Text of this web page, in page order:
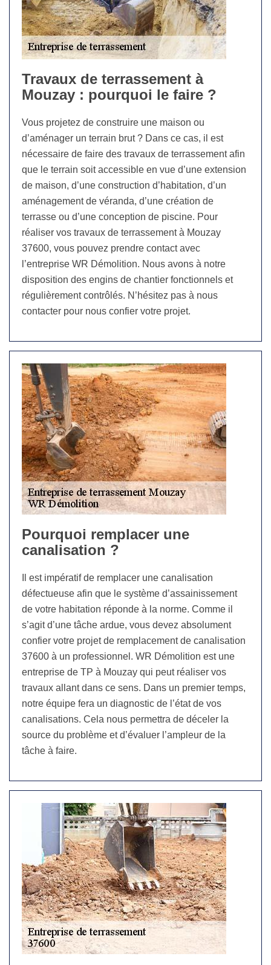
Travaux de terrassement à
Mouzay : pourquoi le faire ?
Vous projetez de construire une maison ou
d’aménager un terrain brut ? Dans ce cas, il est
nécessaire de faire des travaux de terrassement afin
que le terrain soit accessible en vue d’une extension
de maison, d’une construction d’habitation, d’un
aménagement de véranda, d’une création de
terrasse ou d’une conception de piscine. Pour
réaliser vos travaux de terrassement à Mouzay
37600, vous pouvez prendre contact avec
l’entreprise WR Démolition. Nous avons à notre
disposition des engins de chantier fonctionnels et
régulièrement contrôlés. N’hésitez pas à nous
contacter pour nous confier votre projet.
Pourquoi remplacer une
canalisation ?
Il est impératif de remplacer une canalisation
défectueuse afin que le système d’assainissement
de votre habitation réponde à la norme. Comme il
s’agit d’une tâche ardue, vous devez absolument
confier votre projet de remplacement de canalisation
37600 à un professionnel. WR Démolition est une
entreprise de TP à Mouzay qui peut réaliser vos
travaux allant dans ce sens. Dans un premier temps,
notre équipe fera un diagnostic de l’état de vos
canalisations. Cela nous permettra de déceler la
source du problème et d’évaluer l’ampleur de la
tâche à faire.